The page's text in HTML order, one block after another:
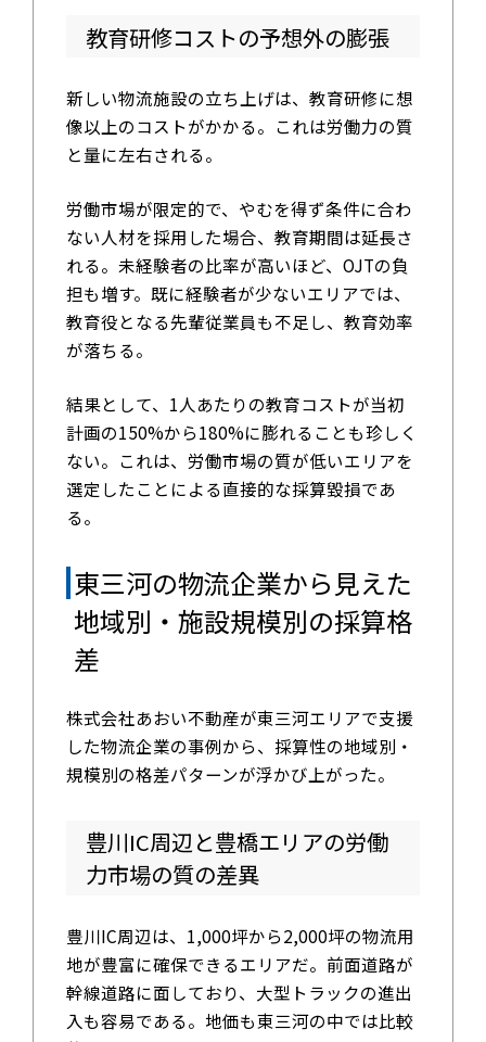
教育研修コストの予想外の膨張
新しい物流施設の立ち上げは、教育研修に想
像以上のコストがかかる。これは労働力の質
と量に左右される。
労働市場が限定的で、やむを得ず条件に合わ
ない人材を採用した場合、教育期間は延長さ
れる。未経験者の比率が高いほど、OJTの負
担も増す。既に経験者が少ないエリアでは、
教育役となる先輩従業員も不足し、教育効率
が落ちる。
結果として、1人あたりの教育コストが当初
計画の150%から180%に膨れることも珍しく
ない。これは、労働市場の質が低いエリアを
選定したことによる直接的な採算毀損であ
る。
東三河の物流企業から見えた
地域別・施設規模別の採算格
差
株式会社あおい不動産が東三河エリアで支援
した物流企業の事例から、採算性の地域別・
規模別の格差パターンが浮かび上がった。
豊川IC周辺と豊橋エリアの労働
力市場の質の差異
豊川IC周辺は、1,000坪から2,000坪の物流用
地が豊富に確保できるエリアだ。前面道路が
幹線道路に面しており、大型トラックの進出
入も容易である。地価も東三河の中では比較